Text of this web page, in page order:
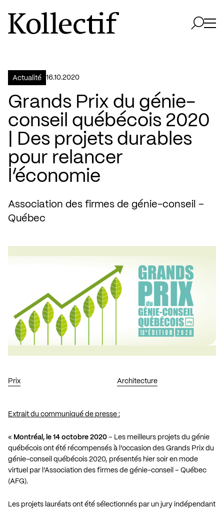
Aller à la page d'accueil
Logo Kollectif
Actualité 16.10.2020
Grands Prix du génie-
conseil québécois 2020
| Des projets durables
pour relancer
l’économie
Association des firmes de génie-conseil –
Québec
Prix Architecture
Extrait du communiqué de presse :
« Montréal, le 14 octobre 2020 – Les meilleurs projets du génie
québécois ont été récompensés à l’occasion des Grands Prix du
génie-conseil québécois 2020, présentés hier soir en mode
virtuel par l’Association des firmes de génie-conseil – Québec
(AFG).
Les projets lauréats ont été sélectionnés par un jury indépendant